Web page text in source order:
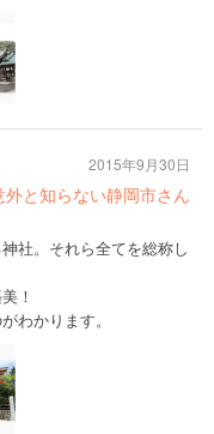
と知らない静岡市さん
社。それら全てを総称し
！
わかります。
2015年9月30日